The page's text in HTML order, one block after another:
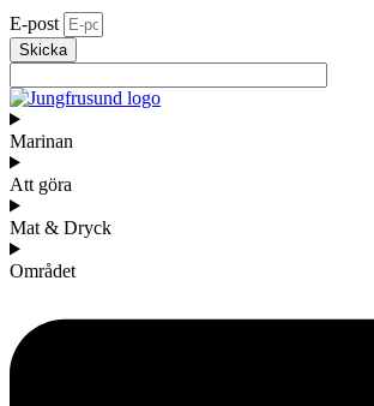
E-post
Skicka
Marinan
Att göra
Mat & Dryck
Området